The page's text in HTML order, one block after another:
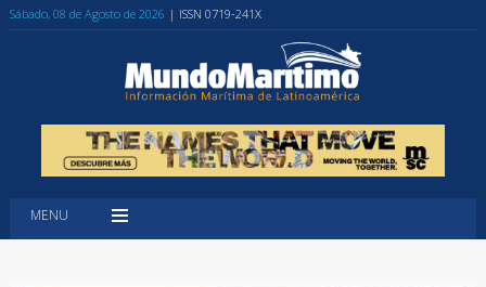
Sábado, 08 de Agosto de 2026 | ISSN 0719-241X
MENU